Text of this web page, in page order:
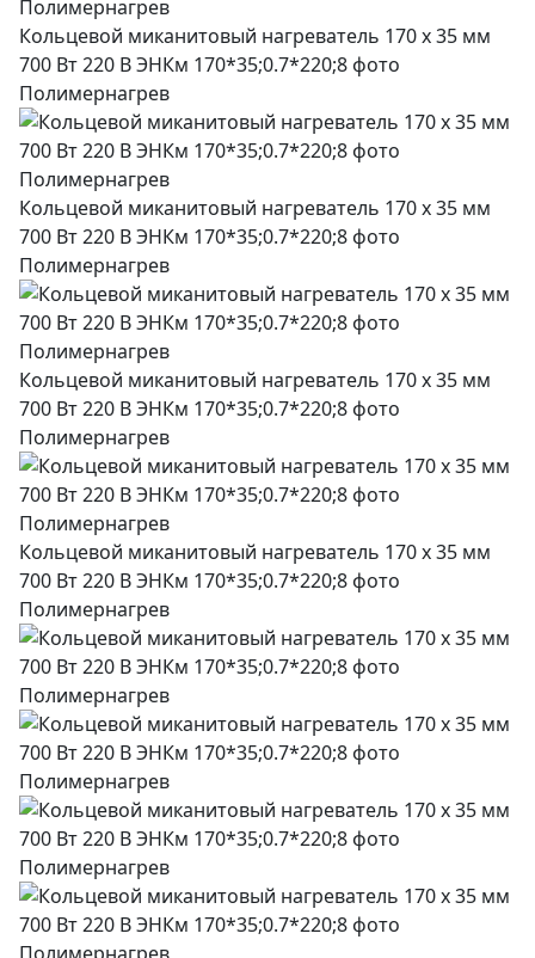
Кольцевой миканитовый нагреватель 170 х 35 мм
700 Вт 220 В ЭНКм 170*35;0.7*220;8 фото
Полимернагрев
Кольцевой миканитовый нагреватель 170 х 35 мм
700 Вт 220 В ЭНКм 170*35;0.7*220;8 фото
Полимернагрев
Кольцевой миканитовый нагреватель 170 х 35 мм
700 Вт 220 В ЭНКм 170*35;0.7*220;8 фото
Полимернагрев
Кольцевой миканитовый нагреватель 170 х 35 мм
700 Вт 220 В ЭНКм 170*35;0.7*220;8 фото
Полимернагрев